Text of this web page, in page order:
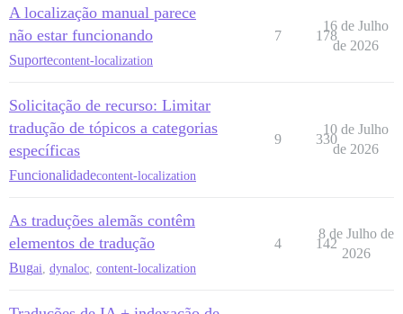
A localização manual parece
não estar funcionando
Suportecontent-localization
7 178
16 de Julho
de 2026
Solicitação de recurso: Limitar
tradução de tópicos a categorias
específicas
Funcionalidadecontent-localization
9 330
10 de Julho
de 2026
As traduções alemãs contêm
elementos de tradução
Bugai dynaloc content-localization
4 142
8 de Julho de
2026